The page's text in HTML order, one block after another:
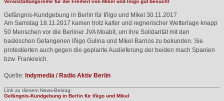
Veranstaltungsreihe für die Freiheit von Mikel und Iñigo gut besucht
Gefängnis-Kundgebung in Berlin für Iñigo und Mikel 30.11.2017
Am Samstag 18.11.2017 kamen trotz kalter und regnerischer Wetterlage knapp
50 Menschen vor die Berliner JVAMoabit, um ihre Solidarität mit den
baskischen Gefangenen Iñigo Gulina und Mikel Barrios zu bekunden. Sie
protestierten auch gegen die geplante Auslieferung der beiden mach Spanien
bzw. Frankreich.
Quelle: Indymedia / Radio Aktiv Berlin
Link zu diesem News-Beitrag:
Gefängnis-Kundgebung in Berlin für Iñigo und Mikel